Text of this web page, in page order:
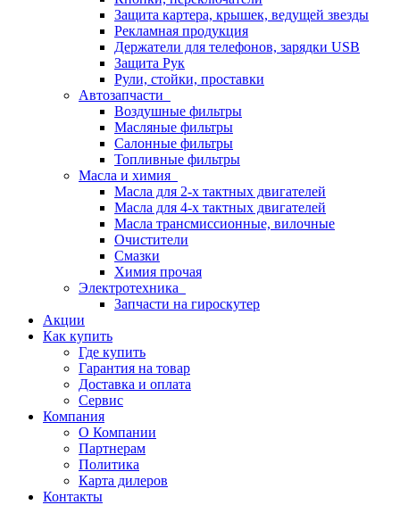
Защита картера, крышек, ведущей звезды
Рекламная продукция
Держатели для телефонов, зарядки USB
Защита Рук
Рули, стойки, проставки
Автозапчасти
Воздушные фильтры
Масляные фильтры
Салонные фильтры
Топливные фильтры
Масла и химия
Масла для 2-х тактных двигателей
Масла для 4-х тактных двигателей
Масла трансмиссионные, вилочные
Очистители
Смазки
Химия прочая
Электротехника
Запчасти на гироскутер
Акции
Как купить
Где купить
Гарантия на товар
Доставка и оплата
Сервис
Компания
О Компании
Партнерам
Политика
Карта дилеров
Контакты